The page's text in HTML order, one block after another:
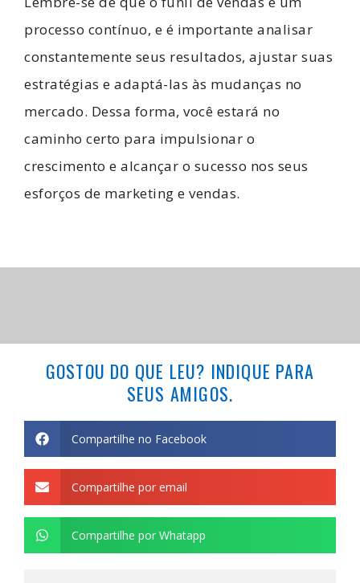
processo contínuo, e é importante analisar
constantemente seus resultados, ajustar suas
estratégias e adaptá-las às mudanças no
mercado. Dessa forma, você estará no
caminho certo para impulsionar o
crescimento e alcançar o sucesso nos seus
esforços de marketing e vendas.
GOSTOU DO QUE LEU? INDIQUE PARA
SEUS AMIGOS.
Compartilhe no Facebook
Compartilhe por email
Compartilhe por Whatapp